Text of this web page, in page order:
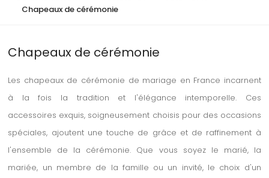
Chapeaux de cérémonie
Chapeaux de cérémonie
Les chapeaux de cérémonie de mariage en France incarnent
à la fois la tradition et l'élégance intemporelle. Ces
accessoires exquis, soigneusement choisis pour des occasions
spéciales, ajoutent une touche de grâce et de raffinement à
l'ensemble de la cérémonie. Que vous soyez le marié, la
mariée, un membre de la famille ou un invité, le choix d'un